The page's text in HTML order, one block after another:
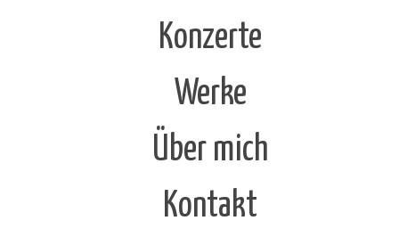
Konzerte
Werke
Über mich
Kontakt